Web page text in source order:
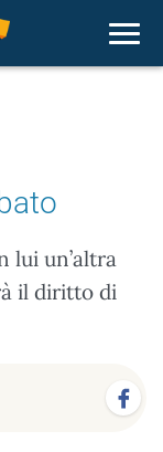
lui un’altra
il diritto di